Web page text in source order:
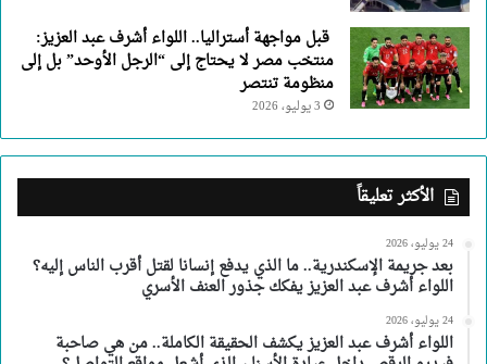
قبل مواجهة أستراليا.. اللواء أشرف عبد العزيز:
منتخب مصر لا يحتاج إلى “الرجل الأوحد” بل إلى
منظومة تنتصر
3 يوليو، 2026
الأكثر تعليقاً
24 يوليو، 2026
بعد جريمة الإسكندرية.. ما الذي يدفع إنسانا لقتل أقرب الناس إليه؟
اللواء أشرف عبد العزيز يفكك جذور العنف الأسري
24 يوليو، 2026
اللواء أشرف عبد العزيز يكشف الحقيقة الكاملة.. من هي صاحبة